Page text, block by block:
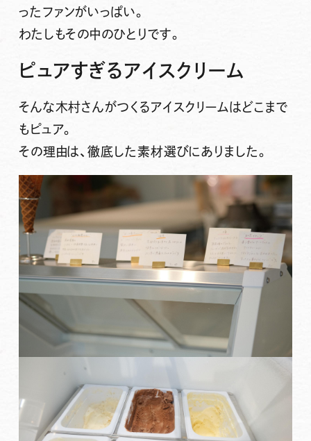
ったファンがいっぱい。
わたしもその中のひとりです。
ピュアすぎるアイスクリーム
そんな木村さんがつくるアイスクリームはどこまで
もピュア。
その理由は、徹底した素材選びにありました。